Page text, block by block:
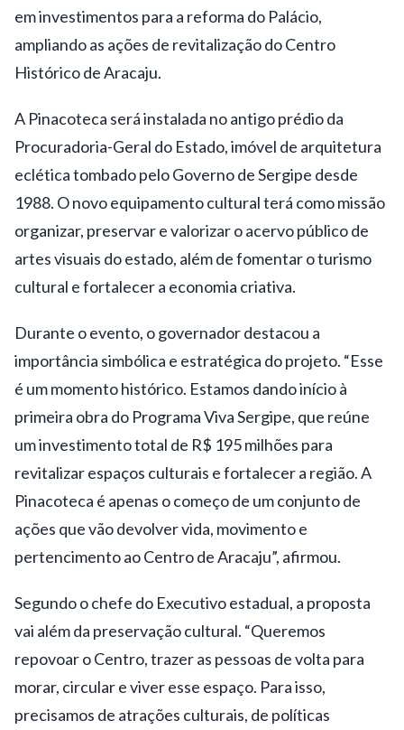
em investimentos para a reforma do Palácio,
ampliando as ações de revitalização do Centro
Histórico de Aracaju.
A Pinacoteca será instalada no antigo prédio da
Procuradoria-Geral do Estado, imóvel de arquitetura
eclética tombado pelo Governo de Sergipe desde
1988. O novo equipamento cultural terá como missão
organizar, preservar e valorizar o acervo público de
artes visuais do estado, além de fomentar o turismo
cultural e fortalecer a economia criativa.
Durante o evento, o governador destacou a
importância simbólica e estratégica do projeto. “Esse
é um momento histórico. Estamos dando início à
primeira obra do Programa Viva Sergipe, que reúne
um investimento total de R$ 195 milhões para
revitalizar espaços culturais e fortalecer a região. A
Pinacoteca é apenas o começo de um conjunto de
ações que vão devolver vida, movimento e
pertencimento ao Centro de Aracaju”, afirmou.
Segundo o chefe do Executivo estadual, a proposta
vai além da preservação cultural. “Queremos
repovoar o Centro, trazer as pessoas de volta para
morar, circular e viver esse espaço. Para isso,
precisamos de atrações culturais, de políticas